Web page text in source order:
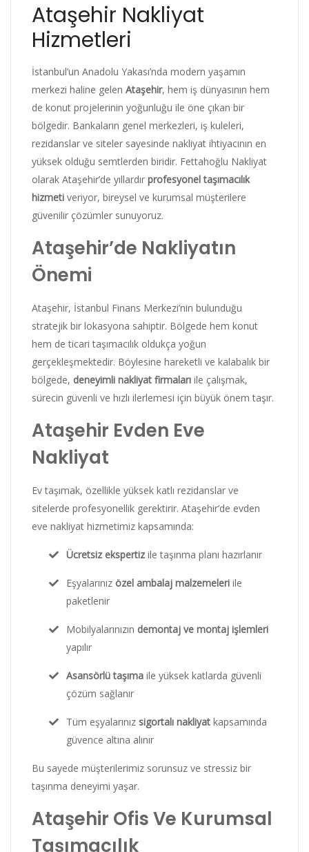
Ataşehir Nakliyat
Hizmetleri
İstanbul’un Anadolu Yakası’nda modern yaşamın
merkezi haline gelen Ataşehir, hem iş dünyasının hem
de konut projelerinin yoğunluğu ile öne çıkan bir
bölgedir. Bankaların genel merkezleri, iş kuleleri,
rezidanslar ve siteler sayesinde nakliyat ihtiyacının en
yüksek olduğu semtlerden biridir. Fettahoğlu Nakliyat
olarak Ataşehir’de yıllardır profesyonel taşımacılık
hizmeti veriyor, bireysel ve kurumsal müşterilere
güvenilir çözümler sunuyoruz.
Ataşehir’de Nakliyatın
Önemi
Ataşehir, İstanbul Finans Merkezi’nin bulunduğu
stratejik bir lokasyona sahiptir. Bölgede hem konut
hem de ticari taşımacılık oldukça yoğun
gerçekleşmektedir. Böylesine hareketli ve kalabalık bir
bölgede, deneyimli nakliyat firmaları ile çalışmak,
sürecin güvenli ve hızlı ilerlemesi için büyük önem taşır.
Ataşehir Evden Eve
Nakliyat
Ev taşımak, özellikle yüksek katlı rezidanslar ve
sitelerde profesyonellik gerektirir. Ataşehir’de evden
eve nakliyat hizmetimiz kapsamında:
Ücretsiz ekspertizile taşınma planı hazırlanır
Eşyalarınız özel ambalaj malzemeleri ile
paketlenir
Mobilyalarınızın demontaj ve montaj işlemleri
yapılır
Asansörlü taşıma ile yüksek katlarda güvenli
çözüm sağlanır
Tüm eşyalarınız sigortalı nakliyat kapsamında
güvence altına alınır
Bu sayede müşterilerimiz sorunsuz ve stressiz bir
taşınma deneyimi yaşar.
Ataşehir Ofis Ve Kurumsal
Taşımacılık